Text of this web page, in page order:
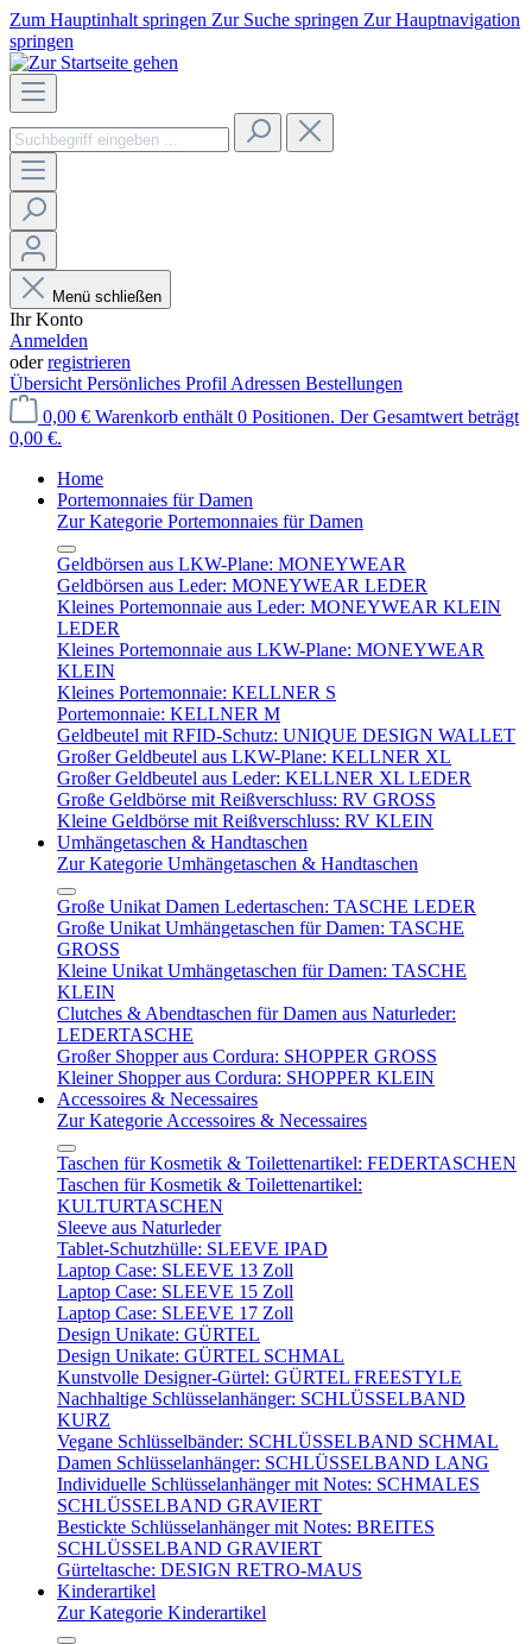
Zum Hauptinhalt springen Zur Suche springen Zur Hauptnavigation
springen
Menü schließen
Ihr Konto
Anmelden
oderregistrieren
Übersicht Persönliches Profil Adressen Bestellungen
0,00 € Warenkorb enthält 0 Positionen. Der Gesamtwert beträgt
0,00 €.
Home
Portemonnaies für Damen
Zur Kategorie Portemonnaies für Damen
Geldbörsen aus LKW-Plane: MONEYWEAR
Geldbörsen aus Leder: MONEYWEAR LEDER
Kleines Portemonnaie aus Leder: MONEYWEAR KLEIN
LEDER
Kleines Portemonnaie aus LKW-Plane: MONEYWEAR
KLEIN
Kleines Portemonnaie: KELLNER S
Portemonnaie: KELLNER M
Geldbeutel mit RFID-Schutz: UNIQUE DESIGN WALLET
Großer Geldbeutel aus LKW-Plane: KELLNER XL
Großer Geldbeutel aus Leder: KELLNER XL LEDER
Große Geldbörse mit Reißverschluss: RV GROSS
Kleine Geldbörse mit Reißverschluss: RV KLEIN
Umhängetaschen & Handtaschen
Zur Kategorie Umhängetaschen & Handtaschen
Große Unikat Damen Ledertaschen: TASCHE LEDER
Große Unikat Umhängetaschen für Damen: TASCHE
GROSS
Kleine Unikat Umhängetaschen für Damen: TASCHE
KLEIN
Clutches & Abendtaschen für Damen aus Naturleder:
LEDERTASCHE
Großer Shopper aus Cordura: SHOPPER GROSS
Kleiner Shopper aus Cordura: SHOPPER KLEIN
Accessoires & Necessaires
Zur Kategorie Accessoires & Necessaires
Taschen für Kosmetik & Toilettenartikel: FEDERTASCHEN
Taschen für Kosmetik & Toilettenartikel:
KULTURTASCHEN
Sleeve aus Naturleder
Tablet-Schutzhülle: SLEEVE IPAD
Laptop Case: SLEEVE 13 Zoll
Laptop Case: SLEEVE 15 Zoll
Laptop Case: SLEEVE 17 Zoll
Design Unikate: GÜRTEL
Design Unikate: GÜRTEL SCHMAL
Kunstvolle Designer-Gürtel: GÜRTEL FREESTYLE
Nachhaltige Schlüsselanhänger: SCHLÜSSELBAND
KURZ
Vegane Schlüsselbänder: SCHLÜSSELBAND SCHMAL
Damen Schlüsselanhänger: SCHLÜSSELBAND LANG
Individuelle Schlüsselanhänger mit Notes: SCHMALES
SCHLÜSSELBAND GRAVIERT
Bestickte Schlüsselanhänger mit Notes: BREITES
SCHLÜSSELBAND GRAVIERT
Gürteltasche: DESIGN RETRO-MAUS
Kinderartikel
Zur Kategorie Kinderartikel